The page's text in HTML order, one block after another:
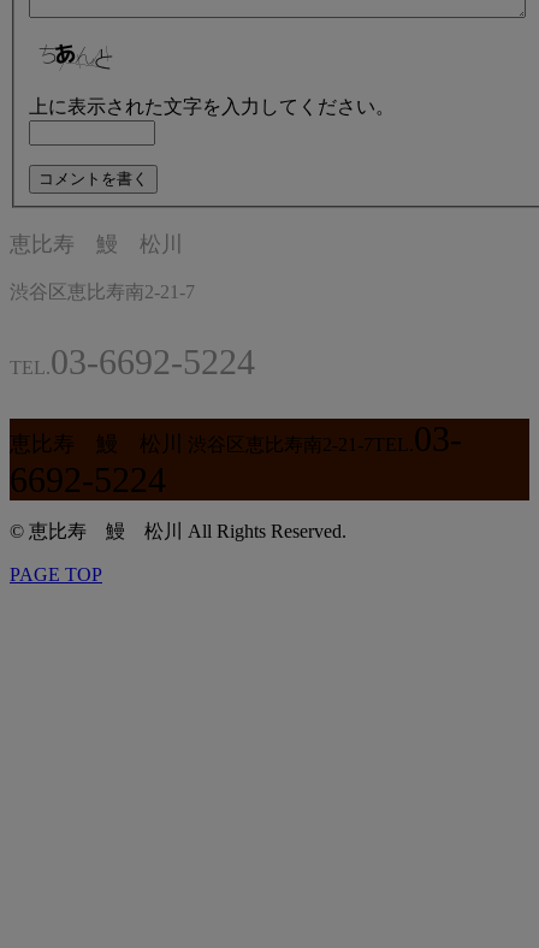
上に表示された文字を入力してください。
恵比寿 鰻 松川
渋谷区恵比寿南2-21-7
TEL.03-6692-5224
恵比寿 鰻 松川 渋谷区恵比寿南2-21-7TEL.03-
6692-5224
© 恵比寿 鰻 松川 All Rights Reserved.
PAGE TOP